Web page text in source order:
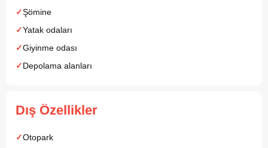
Şömine
Yatak odaları
Giyinme odası
Depolama alanları
Dış Özellikler
Otopark